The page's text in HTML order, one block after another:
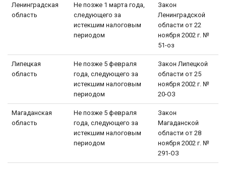
Ленинградская
область
Не позже 1 марта года,
следующего за
истекшим налоговым
периодом
Закон
Ленинградской
области от 22
ноября 2002 г. №
51-оз
Липецкая
область
Не позже 5 февраля
года, следующего за
истекшим налоговым
периодом
Закон Липецкой
области от 25
ноября 2002 г. №
20-ОЗ
Магаданская
область
Не позже 5 февраля
года, следующего за
истекшим налоговым
периодом
Закон
Магаданской
области от 28
ноября 2002 г. №
291-ОЗ